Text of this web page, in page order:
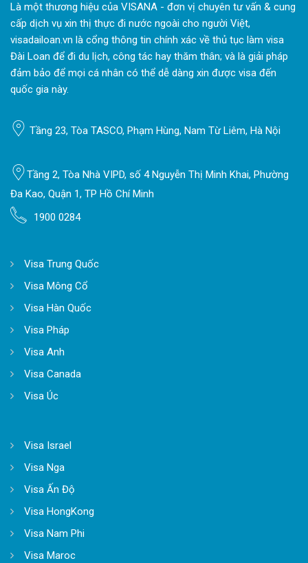
Là một thương hiệu của VISANA - đơn vị chuyên tư vấn & cung
cấp dịch vụ xin thị thực đi nước ngoài cho người Việt,
visadailoan.vn là cổng thông tin chính xác về thủ tục làm visa
Đài Loan để đi du lịch, công tác hay thăm thân; và là giải pháp
đảm bảo để mọi cá nhân có thể dễ dàng xin được visa đến
quốc gia này.
Tầng 23, Tòa TASCO, Phạm Hùng, Nam Từ Liêm, Hà Nội
Tầng 2, Tòa Nhà VIPD, số 4 Nguyễn Thị Minh Khai, Phường
Đa Kao, Quận 1, TP Hồ Chí Minh
1900 0284
Visa Trung Quốc
Visa Mông Cổ
Visa Hàn Quốc
Visa Pháp
Visa Anh
Visa Canada
Visa Úc
Visa Israel
Visa Nga
Visa Ấn Độ
Visa HongKong
Visa Nam Phi
Visa Maroc